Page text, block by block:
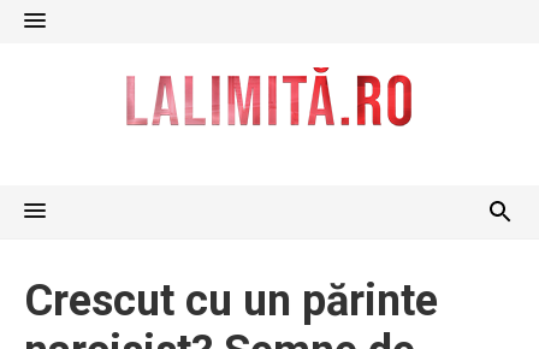
Skip
Crescut cu un părinte